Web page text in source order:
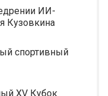
ИИ-
Кузовкина
спортивный
XV Кубок